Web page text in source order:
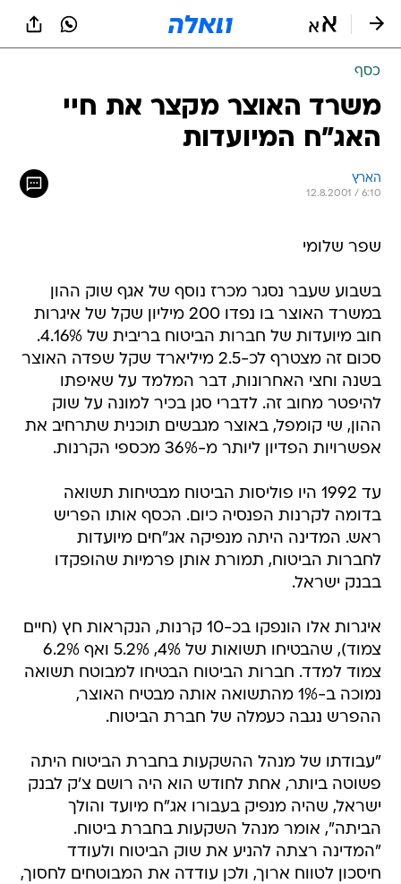
כסף
משרד האוצר מקצר את חיי
האג"ח המיועדות
הארץ
12.8.2001 / 6:10
שפר שלומי
בשבוע שעבר נסגר מכרז נוסף של אגף שוק ההון
במשרד האוצר בו נפדו 200 מיליון שקל של איגרות
חוב מיועדות של חברות הביטוח בריבית של 4.16%.
סכום זה מצטרף לכ-2.5 מיליארד שקל שפדה האוצר
בשנה וחצי האחרונות, דבר המלמד על שאיפתו
להיפטר מחוב זה. לדברי סגן בכיר למונה על שוק
ההון, שי קומפל, באוצר מגבשים תוכנית שתרחיב את
אפשרויות הפדיון ליותר מ-36% מכספי הקרנות.
עד 1992 היו פוליסות הביטוח מבטיחות תשואה
בדומה לקרנות הפנסיה כיום. הכסף אותו הפריש
ראש. המדינה היתה מנפיקה אג"חים מיועדות
לחברות הביטוח, תמורת אותן פרמיות שהופקדו
בבנק ישראל.
איגרות אלו הונפקו בכ-10 קרנות, הנקראות חץ (חיים
צמוד), שהבטיחו תשואות של 4%, 5.2% ואף 6.2%
צמוד למדד. חברות הביטוח הבטיחו למבוטח תשואה
נמוכה ב-1% מהתשואה אותה מבטיח האוצר,
ההפרש נגבה כעמלה של חברת הביטוח.
"עבודתו של מנהל ההשקעות בחברת הביטוח היתה
פשוטה ביותר, אחת לחודש הוא היה רושם צ'ק לבנק
ישראל, שהיה מנפיק בעבורו אג"ח מיועד והולך
הביתה", אומר מנהל השקעות בחברת ביטוח.
"המדינה רצתה להניע את שוק הביטוח ולעודד
חיסכון לטווח ארוך, ולכן עודדה את המבוטחים לחסוך,